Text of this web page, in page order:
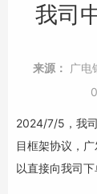
我司
来源： 广电
2024/7/5，我
目框架协议，
以直接向我司下